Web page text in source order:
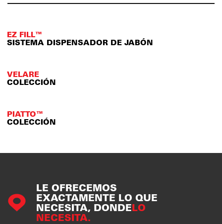
EZ FILL™
SISTEMA DISPENSADOR DE JABÓN
VELARE
COLECCIÓN
PIATTO™
COLECCIÓN
LE OFRECEMOS
EXACTAMENTE LO QUE
NECESITA, DONDELO
NECESITA.